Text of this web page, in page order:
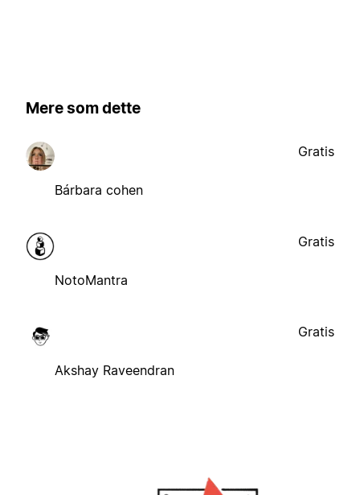
Mere som dette
Bárbara cohen
Gratis
NotoMantra
Gratis
Akshay Raveendran
Gratis